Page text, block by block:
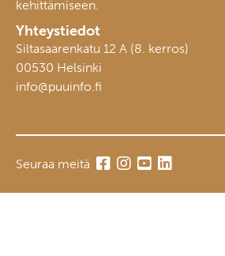
kehittämiseen.
Yhteystiedot
Siltasaarenkatu 12 A (8. kerros)
00530 Helsinki
info@puuinfo.fi
Seuraa meitä